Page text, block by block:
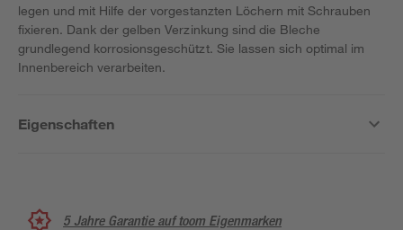
legen und mit Hilfe der vorgestanzten Löchern mit Schrauben
fixieren. Dank der gelben Verzinkung sind die Bleche
grundlegend korrosionsgeschützt. Sie lassen sich optimal im
Innenbereich verarbeiten.
Eigenschaften
5 Jahre Garantie auf toom Eigenmarken